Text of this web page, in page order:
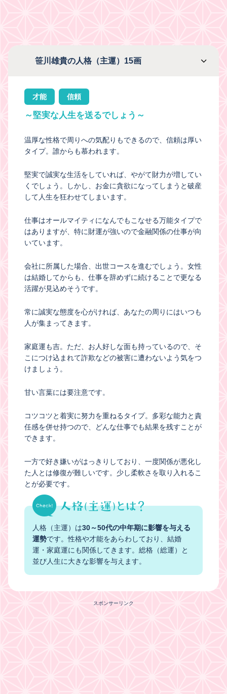
笹川雄貴の人格（主運）15画
才能 信頼
～堅実な人生を送るでしょう～
温厚な性格で周りへの気配りもできるので、信頼は厚い
タイプ。誰からも慕われます。
堅実で誠実な生活をしていれば、やがて財力が増してい
くでしょう。しかし、お金に貪欲になってしまうと破産
して人生を狂わせてしまいます。
仕事はオールマイティになんでもこなせる万能タイプで
はありますが、特に財運が強いので金融関係の仕事が向
いています。
会社に所属した場合、出世コースを進むでしょう。女性
は結婚してからも、仕事を辞めずに続けることで更なる
活躍が見込めそうです。
常に誠実な態度を心がければ、あなたの周りにはいつも
人が集まってきます。
家庭運も吉。ただ、お人好しな面も持っているので、そ
こにつけ込まれて詐欺などの被害に遭わないよう気をつ
けましょう。
甘い言葉には要注意です。
コツコツと着実に努力を重ねるタイプ。多彩な能力と責
任感を併せ持つので、どんな仕事でも結果を残すことが
できます。
一方で好き嫌いがはっきりしており、一度関係が悪化し
た人とは修復が難しいです。少し柔軟さを取り入れるこ
とが必要です。
人格（主運）は30～50代の中年期に影響を与える
運勢です。性格や才能をあらわしており、結婚
運・家庭運にも関係してきます。総格（総運）と
並び人生に大きな影響を与えます。
スポンサーリンク